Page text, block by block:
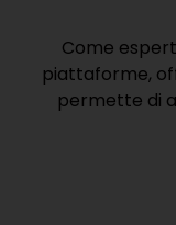
Come
piattaforme,
permette di